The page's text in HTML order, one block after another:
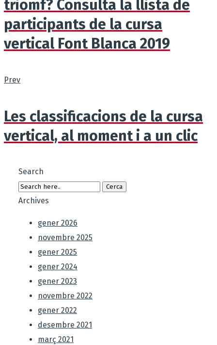
triomf? Consulta la llista de
participants de la cursa
vertical Font Blanca 2019
Prev
Les classificacions de la cursa
vertical, al moment i a un clic
Search
Archives
gener 2026
novembre 2025
gener 2025
gener 2024
gener 2023
novembre 2022
gener 2022
desembre 2021
març 2021